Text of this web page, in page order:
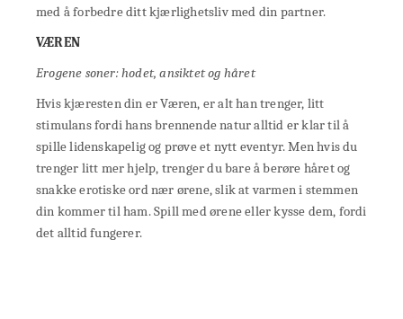
med å forbedre ditt kjærlighetsliv med din partner.
VÆREN
Erogene soner: hodet, ansiktet og håret
Hvis kjæresten din er Væren, er alt han trenger, litt
stimulans fordi hans brennende natur alltid er klar til å
spille lidenskapelig og prøve et nytt eventyr. Men hvis du
trenger litt mer hjelp, trenger du bare å berøre håret og
snakke erotiske ord nær ørene, slik at varmen i stemmen
din kommer til ham. Spill med ørene eller kysse dem, fordi
det alltid fungerer.